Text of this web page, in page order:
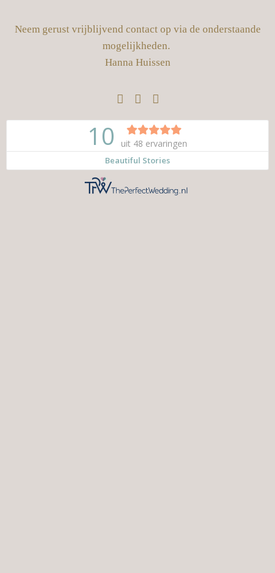
Neem gerust vrijblijvend contact op via de onderstaande
mogelijkheden.
Hanna Huissen